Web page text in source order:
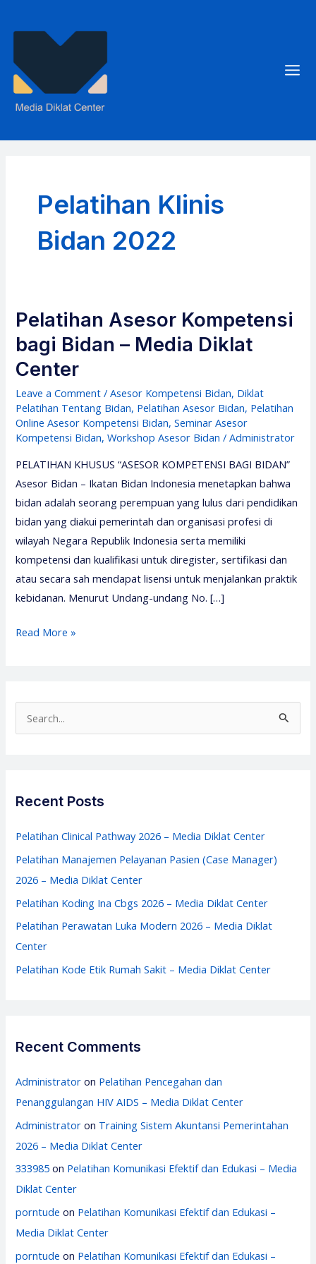
Pelatihan Klinis
Bidan 2022
Pelatihan Asesor Kompetensi
bagi Bidan – Media Diklat
Center
Leave a Comment /Asesor Kompetensi Bidan, Diklat
Pelatihan Tentang Bidan, Pelatihan Asesor Bidan, Pelatihan
Online Asesor Kompetensi Bidan,Seminar Asesor
Kompetensi Bidan,Workshop Asesor Bidan /Administrator
PELATIHAN KHUSUS “ASESOR KOMPETENSI BAGI BIDAN”
Asesor Bidan – Ikatan Bidan Indonesia menetapkan bahwa
bidan adalah seorang perempuan yang lulus dari pendidikan
bidan yang diakui pemerintah dan organisasi profesi di
wilayah Negara Republik Indonesia serta memiliki
kompetensi dan kualifikasi untuk diregister, sertifikasi dan
atau secara sah mendapat lisensi untuk menjalankan praktik
kebidanan. Menurut Undang-undang No. […]
Pelatihan
Read More »
e
f
o
r
Recent Posts
Pelatihan Clinical Pathway 2026 – Media Diklat Center
Pelatihan Manajemen Pelayanan Pasien (Case Manager)
2026 – Media Diklat Center
Pelatihan Koding Ina Cbgs 2026 – Media Diklat Center
Pelatihan Perawatan Luka Modern 2026 – Media Diklat
Center
Pelatihan Kode Etik Rumah Sakit – Media Diklat Center
Recent Comments
Administrator on Pelatihan Pencegahan dan
Penanggulangan HIV AIDS – Media Diklat Center
Administrator on Training Sistem Akuntansi Pemerintahan
2026 – Media Diklat Center
333985 on Pelatihan Komunikasi Efektif dan Edukasi – Media
Diklat Center
porntude on Pelatihan Komunikasi Efektif dan Edukasi –
Media Diklat Center
porntude on Pelatihan Komunikasi Efektif dan Edukasi –